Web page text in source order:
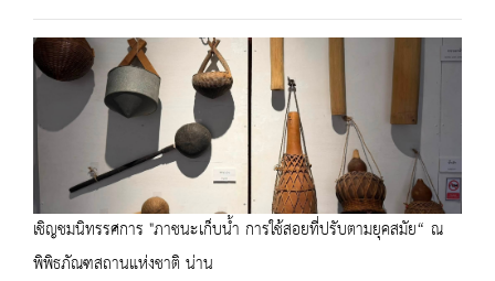
เชิญชมนิทรรศการ "ภาชนะเก็บน้ำ การใช้สอยที่ปรับตามยุคสมัย“ ณ
พิพิธภัณฑสถานแห่งชาติ น่าน